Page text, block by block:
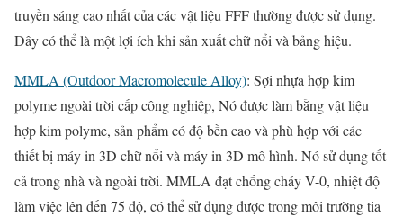
truyền sáng cao nhất của các vật liệu FFF thường được sử dụng.
Đây có thể là một lợi ích khi sản xuất chữ nổi và bảng hiệu.
MMLA (Outdoor Macromolecule Alloy): Sợi nhựa hợp kim
polyme ngoài trời cấp công nghiệp, Nó được làm bằng vật liệu
hợp kim polyme, sản phẩm có độ bền cao và phù hợp với các
thiết bị máy in 3D chữ nổi và máy in 3D mô hình. Nó sử dụng tốt
cả trong nhà và ngoài trời. MMLA đạt chống cháy V-0, nhiệt độ
làm việc lên đến 75 độ, có thể sử dụng được trong môi trường tia